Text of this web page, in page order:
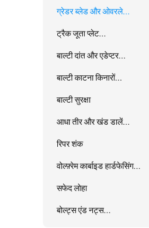
ग्रेडर ब्लेड और ओवरले...
ट्रैक जूता प्लेट...
बाल्टी दांत और एडेप्टर...
बाल्टी काटना किनारों...
बाल्टी सुरक्षा
आधा तीर और खंड डालें...
रिपर शंक
वोल्फ़्रेम कार्बाइड हार्डफेसिंग...
सफेद लोहा
बोल्ट्स एंड नट्स...